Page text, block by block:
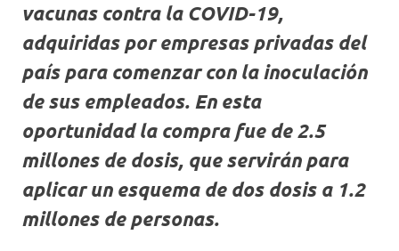
vacunas contra la COVID-19,
adquiridas por empresas privadas del
país para comenzar con la inoculación
de sus empleados. En esta
oportunidad la compra fue de 2.5
millones de dosis, que servirán para
aplicar un esquema de dos dosis a 1.2
millones de personas.